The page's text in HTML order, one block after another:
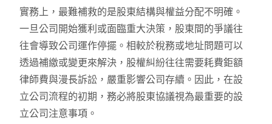
實務上，最難補救的是股東結構與權益分配不明確。
一旦公司開始獲利或面臨重大決策，股東間的爭議往
往會導致公司運作停擺。相較於稅務或地址問題可以
透過補繳或變更來解決，股權糾紛往往需要耗費鉅額
律師費與漫長訴訟，嚴重影響公司存續。因此，在設
立公司流程的初期，務必將股東協議視為最重要的設
立公司注意事項。